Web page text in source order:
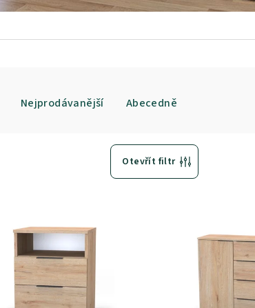
Nejprodávanější Abecedně
Otevřít filtr